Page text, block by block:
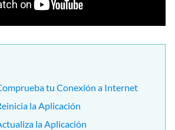
tu Conexión a Internet
la Aplicación
la Aplicación